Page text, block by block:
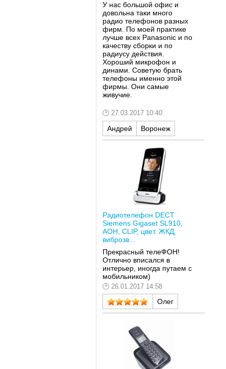
У нас большой офис и
довольна таки много
радио телефонов разных
фирм. По моей практике
лучше всех Panasonic и по
качеству сборки и по
радиусу действия.
Хороший микрофон и
динами. Советую брать
телефоны именно этой
фирмы. Они самые
живучие.
27.03.2017 10:40
Андрей Воронеж
Радиотелефон DECT
Siemens Gigaset SL910,
АОН, CLIP, цвет. ЖКД,
виброзв...
Прекрасный телеФОН!
Отлично вписался в
интерьер, иногда путаем с
мобильником)
26.01.2017 14:58
Олег